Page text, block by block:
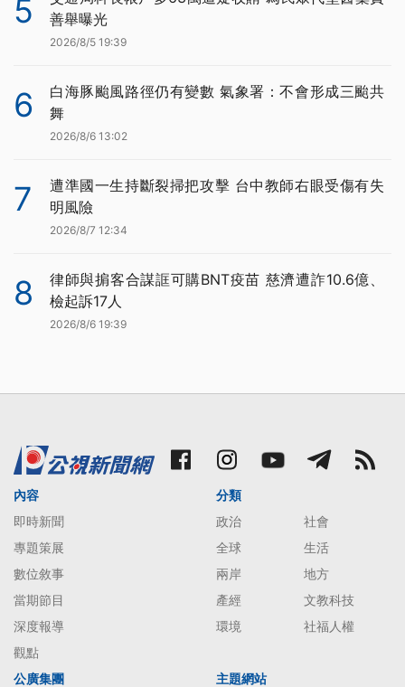
5
善舉曝光
2026/8/5 19:39
6
白海豚颱風路徑仍有變數 氣象署：不會形成三颱共
舞
2026/8/6 13:02
7
遭準國一生持斷裂掃把攻擊 台中教師右眼受傷有失
明風險
2026/8/7 12:34
8
律師與掮客合謀誆可購BNT疫苗 慈濟遭詐10.6億、
檢起訴17人
2026/8/6 19:39
內容
即時新聞
專題策展
數位敘事
當期節目
深度報導
觀點
分類
政治
社會
全球
生活
兩岸
地方
產經
文教科技
環境
社福人權
公廣集團 主題網站